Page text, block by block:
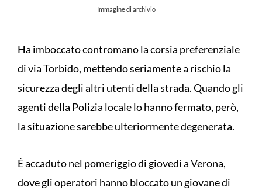
Immagine di archivio
Ha imboccato contromano la corsia preferenziale
di via Torbido, mettendo seriamente a rischio la
sicurezza degli altri utenti della strada. Quando gli
agenti della Polizia locale lo hanno fermato, però,
la situazione sarebbe ulteriormente degenerata.
È accaduto nel pomeriggio di giovedì a Verona,
dove gli operatori hanno bloccato un giovane di